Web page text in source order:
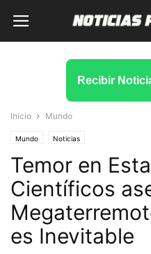
Recibir
Inicio Mundo
Mundo Noticias
Temor en
Científicos
es Inevitable